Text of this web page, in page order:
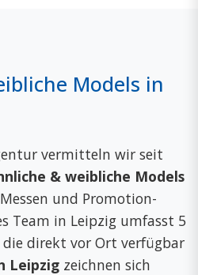
Models in
vermitteln wir seit
& weibliche Models
und Promotion-
Team in Leipzig umfasst 5
die direkt vor Ort verfügbar
Leipzig zeichnen sich